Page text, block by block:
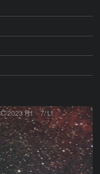
C/2023 R1 7/11